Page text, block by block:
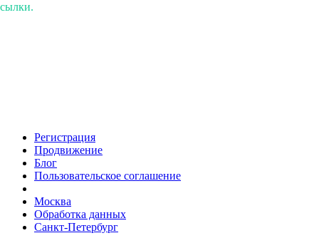
Регистрация
Продвижение
Блог
Пользовательское соглашение
Москва
Обработка данных
Санкт-Петербург